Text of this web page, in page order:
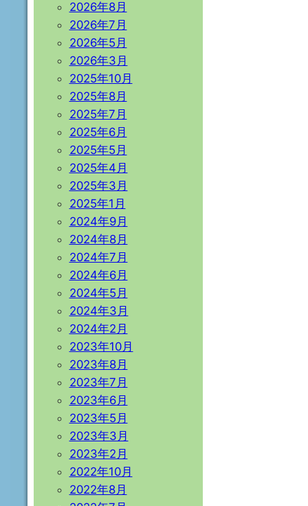
2026年8月
2026年7月
2026年5月
2026年3月
2025年10月
2025年8月
2025年7月
2025年6月
2025年5月
2025年4月
2025年3月
2025年1月
2024年9月
2024年8月
2024年7月
2024年6月
2024年5月
2024年3月
2024年2月
2023年10月
2023年8月
2023年7月
2023年6月
2023年5月
2023年3月
2023年2月
2022年10月
2022年8月